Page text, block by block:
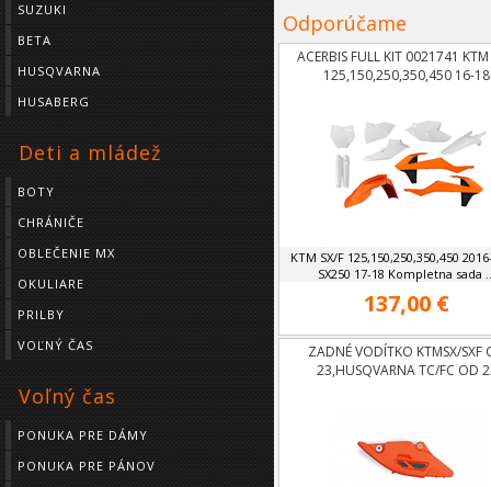
SUZUKI
BETA
HUSQVARNA
HUSABERG
Deti a mládež
BOTY
CHRÁNIČE
OBLEČENIE MX
OKULIARE
PRILBY
VOĽNÝ ČAS
Voľný čas
PONUKA PRE DÁMY
PONUKA PRE PÁNOV
Odporúčame
ACERBIS FULL KIT 0021741 KTM
125,150,250,350,450 16-18
KTM SX/F 125,150,250,350,450
SX250 17-18 Kompletna sada
137,00 €
ZADNÉ VODÍTKO KTMSX/SXF
23,HUSQVARNA TC/FC OD